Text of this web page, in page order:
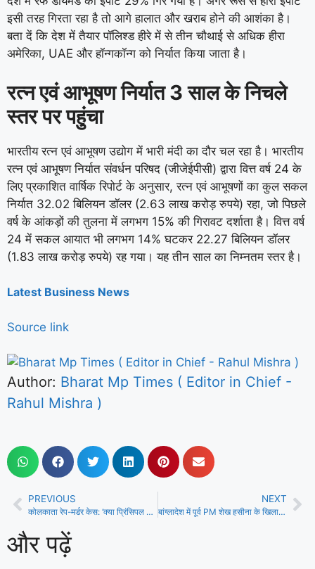
इसी तरह गिरता रहा है तो आगे हालात और खराब होने की आशंका है।
बता दें कि देश में तैयार पॉलिश्ड हीरे में से तीन चौथाई से अधिक हीरा
अमेरिका, UAE और हॉन्गकॉन्ग को निर्यात किया जाता है।
रत्न एवं आभूषण निर्यात 3 साल के निचले
स्तर पर पहुंचा
भारतीय रत्न एवं आभूषण उद्योग में भारी मंदी का दौर चल रहा है। भारतीय
रत्न एवं आभूषण निर्यात संवर्धन परिषद (जीजेईपीसी) द्वारा वित्त वर्ष 24 के
लिए प्रकाशित वार्षिक रिपोर्ट के अनुसार, रत्न एवं आभूषणों का कुल सकल
निर्यात 32.02 बिलियन डॉलर (2.63 लाख करोड़ रुपये) रहा, जो पिछले
वर्ष के आंकड़ों की तुलना में लगभग 15% की गिरावट दर्शाता है। वित्त वर्ष
24 में सकल आयात भी लगभग 14% घटकर 22.27 बिलियन डॉलर
(1.83 लाख करोड़ रुपये) रह गया। यह तीन साल का निम्नतम स्तर है।
Latest Business News
Source link
Author: Bharat Mp Times ( Editor in Chief -
Rahul Mishra )
PREVIOUS
कोलकाता रेप-मर्डर केस: ‘क्या प्रिंसिपल का बयान दर्ज हुआ’, कोर्ट ने ममता सरकार को फटकार लगाते हुए पूछा
NEXT
बांग्लादेश में पूर्व PM शेख हसीना के खिलाफ दर्ज किया गया हत्या का केस, जानें पूरा मामला
और पढ़ें